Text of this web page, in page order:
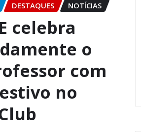
DESTAQUES NOTÍCIAS
celebra
o
com
no